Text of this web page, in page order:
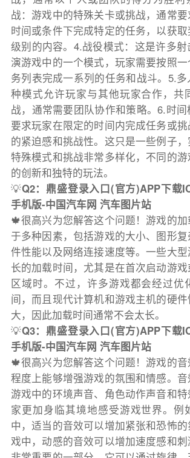
战：游戏中的特殊关卡或挑战，通常
时间或条件下完成特定的任务，以获
级别的内容。4.战役模式：这是许多
演游戏中的一个模式，玩家需要按照
务列表完成一系列的任务和战斗。5.
种模式允许玩家与其他玩家合作，共
战，通常需要团队协作和策略。6.时
要求玩家在限定的时间内完成任务或
的紧迫感和挑战性。这只是一些例子
特殊模式和挑战非常多样化，不同的
的创新和独特的玩法。
💡Q2：鼎盛登录入口(官方)APP下载
手机版-中国汽车网 汽车图片站
🍁很高兴为您解答这个问题！游戏的
于多种因素，包括游戏的大小、图形
件性能以及网络连接速度等。一些大
长的加载时间，尤其是在首次启动游
区域时。不过，许多游戏都会经过优
间，而且现代计算机和游戏主机的硬
大，因此加载时间通常不会太长。
💡Q3：鼎盛登录入口(官方)APP下载
手机版-中国汽车网 汽车图片站
🍁很高兴为您解答这个问题！游戏的
程度上能够增强游戏的氛围和情感。
游戏中的环境声音、角色动作声音和
家更加身临其境地感受游戏世界。例
中，适当的音效可以增加紧张和恐怖
戏中，动感的音效可以增加速度感和